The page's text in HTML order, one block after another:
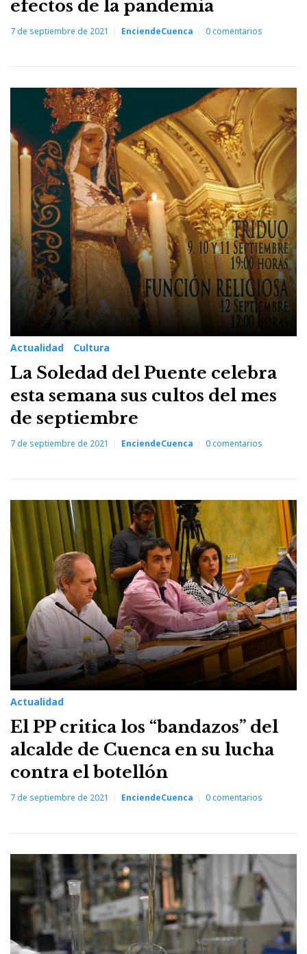
efectos de la pandemia
7 de septiembre de 2021 EnciendeCuenca 0comentarios
Actualidad Cultura
La Soledad del Puente celebra
esta semana sus cultos del mes
de septiembre
7 de septiembre de 2021 EnciendeCuenca 0comentarios
Actualidad
El PP critica los “bandazos” del
alcalde de Cuenca en su lucha
contra el botellón
7 de septiembre de 2021 EnciendeCuenca 0comentarios